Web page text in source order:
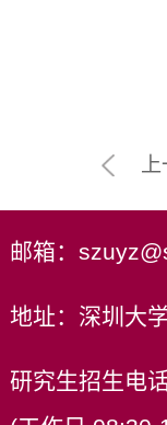
邮箱：
地址：深圳大
研究生招生电